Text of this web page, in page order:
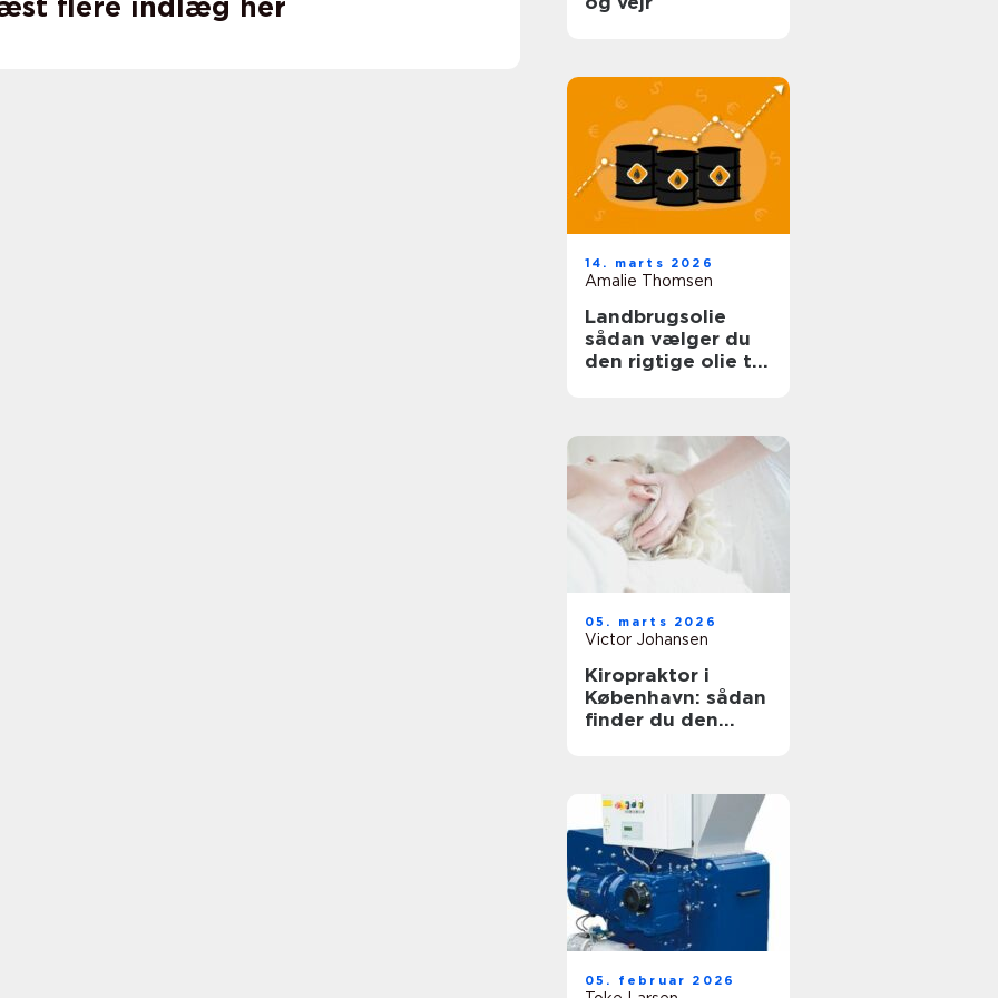
14. marts 2026
Amalie Thomsen
Landbrugsolie
sådan vælger du
den rigtige olie til
05. marts 2026
Victor Johansen
Kiropraktor i
København: sådan
finder du den
05. februar 2026